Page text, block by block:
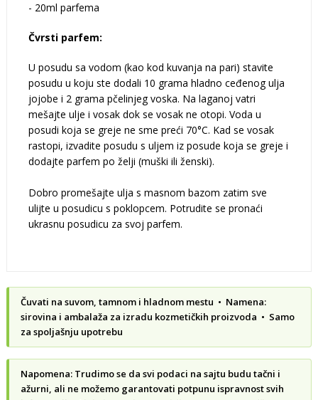
- 20ml parfema
Čvrsti parfem:
U posudu sa vodom (kao kod kuvanja na pari) stavite
posudu u koju ste dodali 10 grama hladno ceđenog ulja
jojobe i 2 grama pčelinjeg voska. Na laganoj vatri
mešajte ulje i vosak dok se vosak ne otopi. Voda u
posudi koja se greje ne sme preći 70°C. Kad se vosak
rastopi, izvadite posudu s uljem iz posude koja se greje i
dodajte parfem po želji (muški ili ženski).
Dobro promešajte ulja s masnom bazom zatim sve
ulijte u posudicu s poklopcem. Potrudite se pronaći
ukrasnu posudicu za svoj parfem.
Čuvati na suvom, tamnom i hladnom mestu • Namena:
sirovina i ambalaža za izradu kozmetičkih proizvoda • Samo
za spoljašnju upotrebu
Napomena: Trudimo se da svi podaci na sajtu budu tačni i
ažurni, ali ne možemo garantovati potpunu ispravnost svih